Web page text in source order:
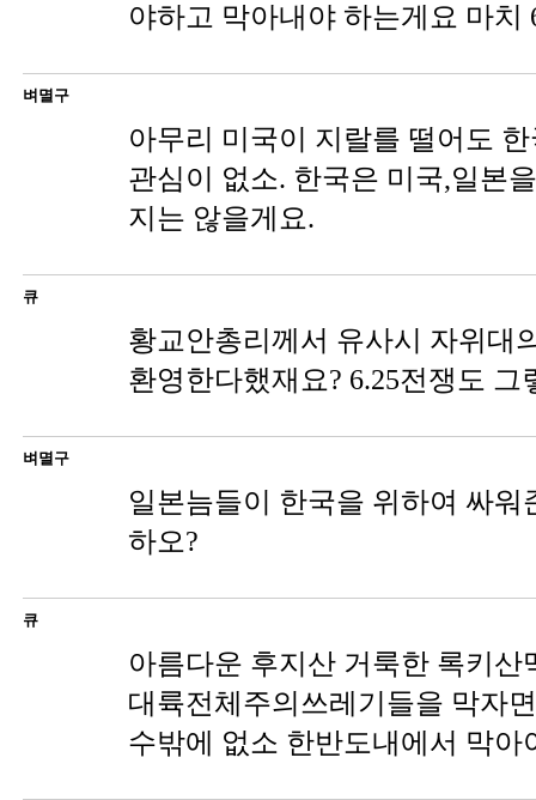
야하고 막아내야 하는게요 마치
벼멸구
아무리 미국이 지랄를 떨어도
관심이 없소. 한국은 미국,일본
지는 않을게요.
큐
황교안총리께서 유사시 자위대
환영한다했재요? 6.25전쟁도 그
벼멸구
일본늠들이 한국을 위하여 싸워
하오?
큐
아름다운 후지산 거룩한 록키산
대륙전체주의쓰레기들을 막자
수밖에 없소 한반도내에서 막아